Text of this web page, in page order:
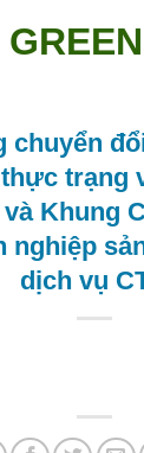
chuyển
trạng
Khung
nghiệp
dịch vụ